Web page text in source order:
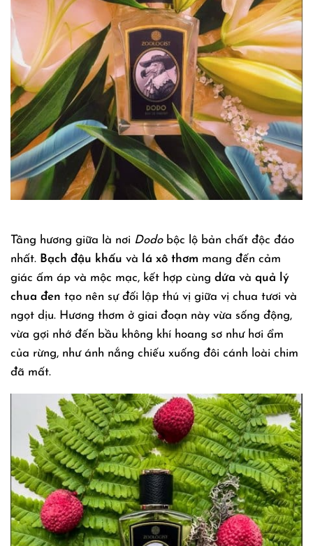
Tầng hương giữa là nơi Dodobộc lộ bản chất độc đáo
nhất. Bạch đậu khấu và lá xô thơm mang đến cảm
giác ấm áp và mộc mạc, kết hợp cùng dứa và quả lý
chua đen tạo nên sự đối lập thú vị giữa vị chua tươi và
ngọt dịu. Hương thơm ở giai đoạn này vừa sống động,
vừa gợi nhớ đến bầu không khí hoang sơ như hơi ẩm
của rừng, như ánh nắng chiếu xuống đôi cánh loài chim
đã mất.